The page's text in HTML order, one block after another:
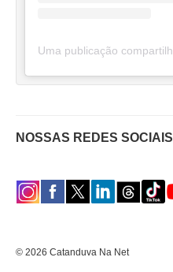
NOSSAS REDES SOCIAIS
© 2026 Catanduva Na Net